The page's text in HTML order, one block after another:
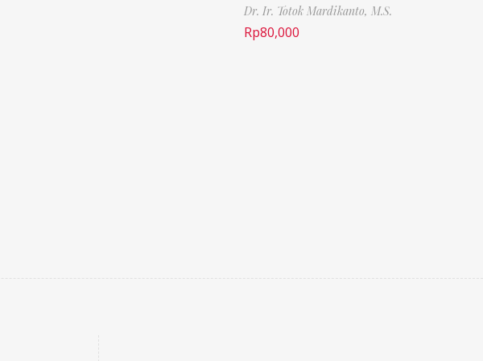
Dr. Ir. Totok Mardikanto, M.S.
Rp80,000